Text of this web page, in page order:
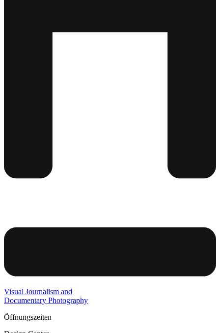
Visual Journalism and
Documentary Photography
Öffnungszeiten